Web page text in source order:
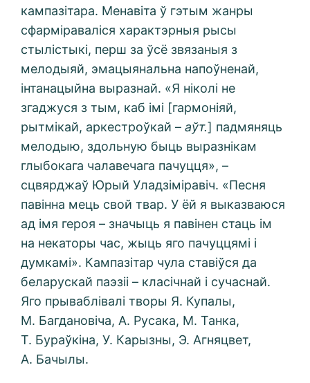
кампазітара. Менавіта ў гэтым жанры
сфарміраваліся характэрныя рысы
стылістыкі, перш за ўсё звязаныя з
мелодыяй, эмацыянальна напоўненай,
інтанацыйна выразнай. «Я ніколі не
згаджуся з тым, каб імі [гармоніяй,
рытмікай, аркестроўкай –аўт.] падмяняць
мелодыю, здольную быць выразнікам
глыбокага чалавечага пачуцця», –
сцвярджаў Юрый Уладзіміравіч. «Песня
павінна мець свой твар. У ёй я выказваюся
ад імя героя – значыць я павінен стаць ім
на некаторы час, жыць яго пачуццямі і
думкамі». Кампазітар чула ставіўся да
беларускай паэзіі – класічнай і сучаснай.
Яго прываблівалі творы Я. Купалы,
М. Багдановіча, А. Русака, М. Танка,
Т. Бураўкіна, У. Карызны, Э. Агняцвет,
А. Бачылы.